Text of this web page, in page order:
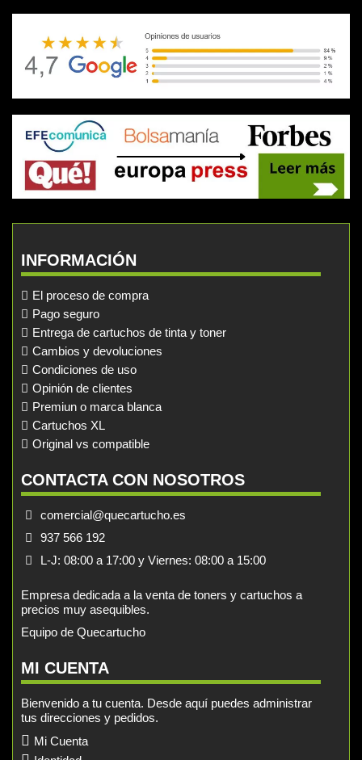
INFORMACIÓN
El proceso de compra
Pago seguro
Entrega de cartuchos de tinta y toner
Cambios y devoluciones
Condiciones de uso
Opinión de clientes
Premiun o marca blanca
Cartuchos XL
Original vs compatible
CONTACTA CON NOSOTROS
comercial@quecartucho.es
937 566 192
L-J: 08:00 a 17:00 y Viernes: 08:00 a 15:00
Empresa dedicada a la venta de toners y cartuchos a
precios muy asequibles.
Equipo de Quecartucho
MI CUENTA
Bienvenido a tu cuenta. Desde aquí puedes administrar
tus direcciones y pedidos.
Mi Cuenta